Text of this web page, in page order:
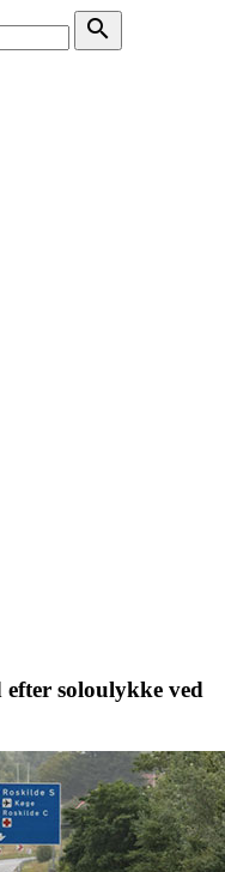
search
soloulykke ved